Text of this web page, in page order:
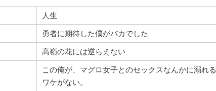
人生
勇者に期待した僕がバカでした
高嶺の花には逆らえない
この俺が、マグロ女子とのセックスなんかに溺れる
ワケがない。